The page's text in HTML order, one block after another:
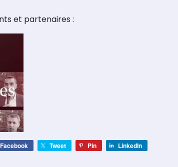
et partenaires :
Facebook Tweet Pin LinkedIn